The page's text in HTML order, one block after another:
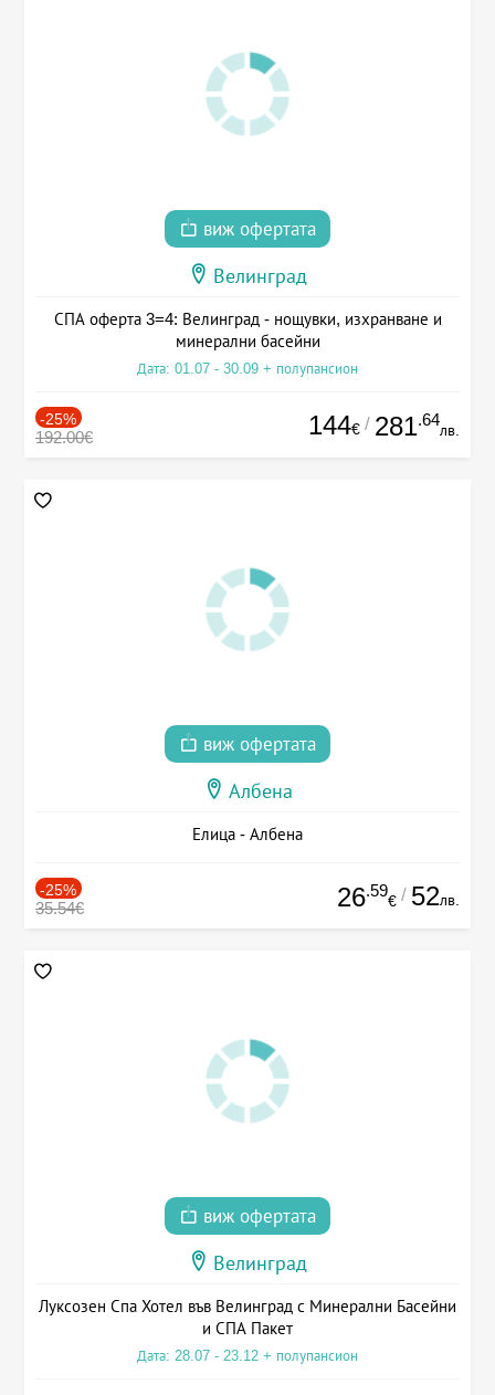
виж офертата
Велинград
СПА оферта 3=4: Велинград - нощувки, изхранване и
минерални басейни
Дата: 01.07 - 30.09 + полупансион
-25%
192.00€ 144€ / 281.64
лв.
виж офертата
Албена
Елица - Албена
-25%
35.54€ 26.59
€ / 52лв.
виж офертата
Велинград
Луксозен Спа Хотел във Велинград с Минерални Басейни
и СПА Пакет
Дата: 28.07 - 23.12 + полупансион